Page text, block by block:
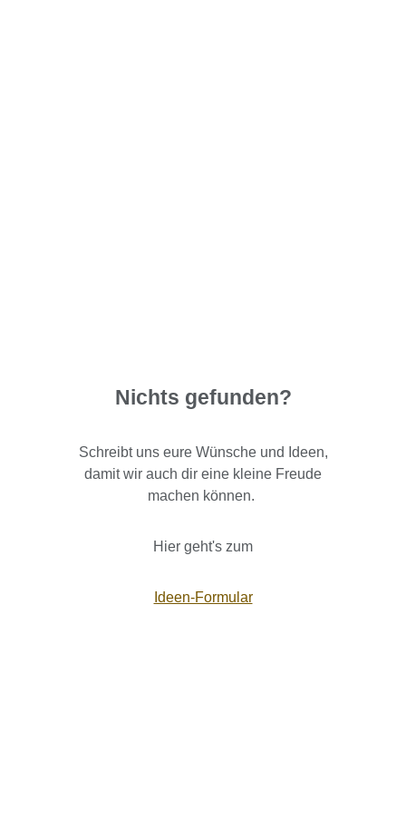
Nichts gefunden?
Schreibt uns eure Wünsche und Ideen,
damit wir auch dir eine kleine Freude
machen können.
Hier geht's zum
Ideen-Formular